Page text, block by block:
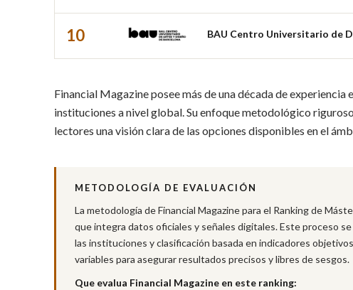
10 BAU Centro Universitario de
Financial Magazine posee más de una década de
instituciones a nivel global. Su enfoque metodológico
lectores una visión clara de las opciones disponibles en el
METODOLOGÍA DE EVALUACIÓN
La metodología de Financial Magazine para el Ranking de
que integra datos oficiales y señales digitales. Este proceso
las instituciones y clasificación basada en indicadores
variables para asegurar resultados precisos y libres de sesgos.
Que evalua Financial Magazine en este ranking: